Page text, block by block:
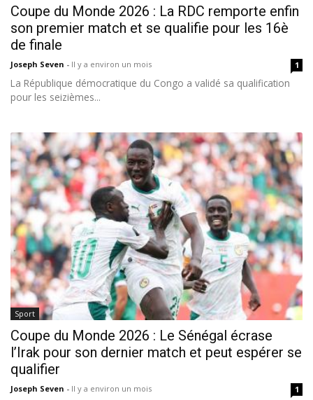
Coupe du Monde 2026 : La RDC remporte enfin
son premier match et se qualifie pour les 16è
de finale
Joseph Seven - Il y a environ un mois 1
La République démocratique du Congo a validé sa qualification
pour les seizièmes...
Sport
Coupe du Monde 2026 : Le Sénégal écrase
l’Irak pour son dernier match et peut espérer se
qualifier
Joseph Seven - Il y a environ un mois 1